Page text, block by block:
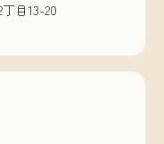
目13-20